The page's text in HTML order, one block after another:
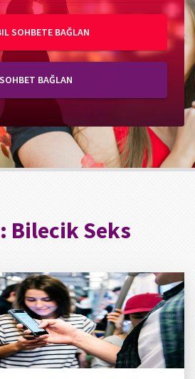
SOHBETE BAĞLAN
SOHBET BAĞLAN
Bilecik Seks